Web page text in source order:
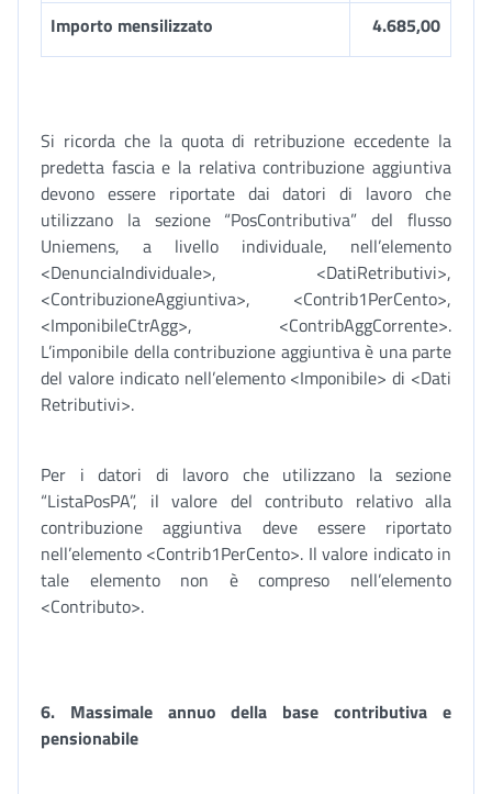
Importo mensilizzato 4.685,00
Si ricorda che la quota di retribuzione eccedente la
predetta fascia e la relativa contribuzione aggiuntiva
devono essere riportate dai datori di lavoro che
utilizzano la sezione “PosContributiva” del flusso
Uniemens, a livello individuale, nell’elemento
<DenunciaIndividuale>, <DatiRetributivi>,
<ContribuzioneAggiuntiva>, <Contrib1PerCento>,
<ImponibileCtrAgg>, <ContribAggCorrente>.
L’imponibile della contribuzione aggiuntiva è una parte
del valore indicato nell’elemento <Imponibile> di <Dati
Retributivi>.
Per i datori di lavoro che utilizzano la sezione
“ListaPosPA”, il valore del contributo relativo alla
contribuzione aggiuntiva deve essere riportato
nell’elemento <Contrib1PerCento>. Il valore indicato in
tale elemento non è compreso nell’elemento
<Contributo>.
6. Massimale annuo della base contributiva e
pensionabile